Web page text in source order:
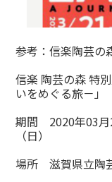
参考：信楽陶芸の
信楽 陶芸の森 特
いをめぐる旅－」
期間 2020年03月
（日）
場所 滋賀県立陶